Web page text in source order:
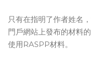
只有在指明了作者姓名
門戶網站上發布的材料
使用RASPP材料。